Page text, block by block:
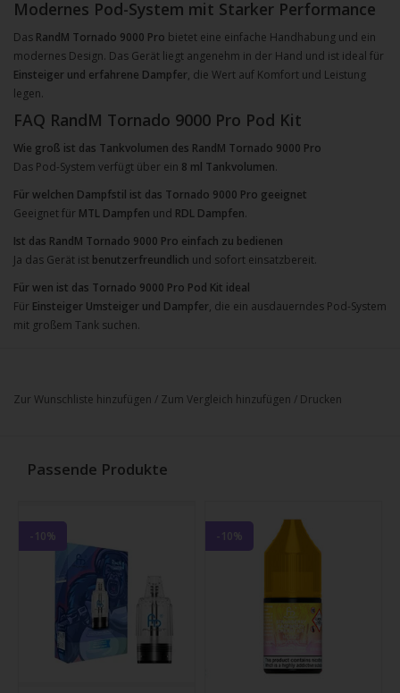
Modernes Pod-System mit Starker Performance
Das RandM Tornado 9000 Pro bietet eine einfache Handhabung und ein
modernes Design. Das Gerät liegt angenehm in der Hand und ist ideal für
Einsteiger und erfahrene Dampfer, die Wert auf Komfort und Leistung
legen.
FAQ RandM Tornado 9000 Pro Pod Kit
Wie groß ist das Tankvolumen des RandM Tornado 9000 Pro
Das Pod-System verfügt über ein 8 ml Tankvolumen.
Für welchen Dampfstil ist das Tornado 9000 Pro geeignet
Geeignet für MTL Dampfen und RDL Dampfen.
Ist das RandM Tornado 9000 Pro einfach zu bedienen
Ja das Gerät ist benutzerfreundlich und sofort einsatzbereit.
Für wen ist das Tornado 9000 Pro Pod Kit ideal
Für Einsteiger Umsteiger und Dampfer, die ein ausdauerndes Pod-System
mit großem Tank suchen.
Zur Wunschliste hinzufügen / Zum Vergleich hinzufügen / Drucken
Passende Produkte
-10% -10%